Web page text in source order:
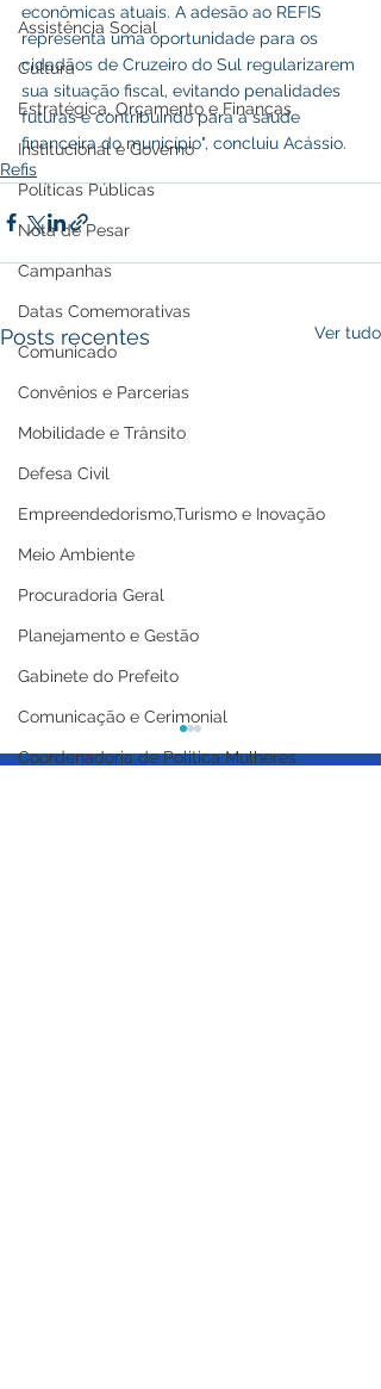
Assistência Social
Cultura
Estratégica, Orçamento e Finanças
Institucional e Governo
Políticas Públicas
Nota de Pesar
Campanhas
Datas Comemorativas
Comunicado
Convênios e Parcerias
Mobilidade e Trânsito
Defesa Civil
Empreendedorismo,Turismo e Inovação
Meio Ambiente
Procuradoria Geral
Planejamento e Gestão
Gabinete do Prefeito
Comunicação e Cerimonial
Coordenadoria de Politica Mulheres
econômicas atuais. A adesão ao REFIS
representa uma oportunidade para os
cidadãos de Cruzeiro do Sul regularizarem
sua situação fiscal, evitando penalidades
futuras e contribuindo para a saúde
financeira do município", concluiu Acássio.
Refis
Posts recentes Ver tudo